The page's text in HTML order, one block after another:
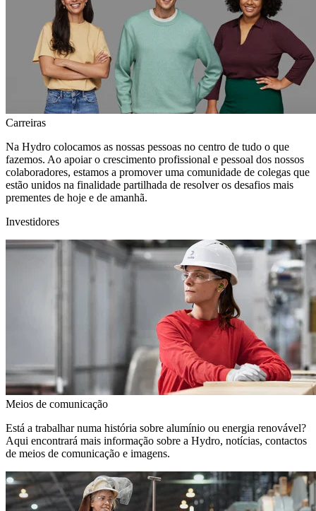
Carreiras
Na Hydro colocamos as nossas pessoas no centro de tudo o que
fazemos. Ao apoiar o crescimento profissional e pessoal dos nossos
colaboradores, estamos a promover uma comunidade de colegas que
estão unidos na finalidade partilhada de resolver os desafios mais
prementes de hoje e de amanhã.
Investidores
Meios de comunicação
Está a trabalhar numa história sobre alumínio ou energia renovável?
Aqui encontrará mais informação sobre a Hydro, notícias, contactos
de meios de comunicação e imagens.